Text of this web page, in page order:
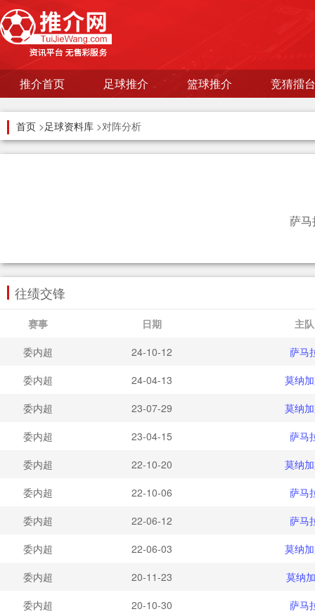
推介首页 足球推介 篮球推介 竞猜擂台
首页 >足球资料库 >对阵分析
萨马
往绩交锋
赛事 日期
主队
委内超
24-10-12
萨马
委内超
24-04-13
莫纳
委内超
23-07-29
莫纳
委内超
23-04-15
萨马
委内超
22-10-20
莫纳
委内超
22-10-06
萨马
委内超
22-06-12
萨马
委内超
22-06-03
莫纳
委内超
20-11-23
莫纳
委内超
20-10-30 萨马